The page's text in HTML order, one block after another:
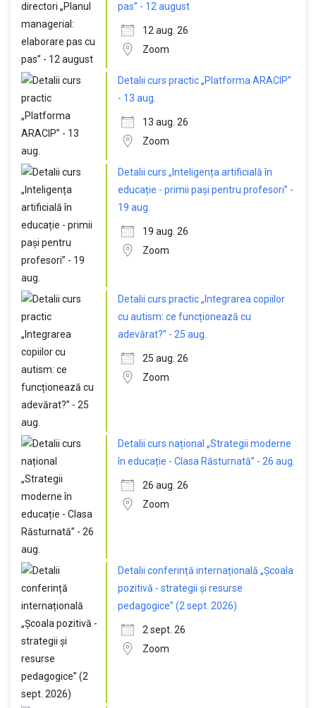
pas” - 12 august
12 aug. 26
Zoom
Detalii curs practic „Platforma ARACIP”
- 13 aug.
13 aug. 26
Zoom
Detalii curs „Inteligența artificială în
educație - primii pași pentru profesori” -
19 aug.
19 aug. 26
Zoom
Detalii curs practic „Integrarea copiilor
cu autism: ce funcționează cu
adevărat?” - 25 aug.
25 aug. 26
Zoom
Detalii curs național „Strategii moderne
în educație - Clasa Răsturnată” - 26 aug.
26 aug. 26
Zoom
Detalii conferință internațională „Școala
pozitivă - strategii și resurse
pedagogice” (2 sept. 2026)
2 sept. 26
Zoom